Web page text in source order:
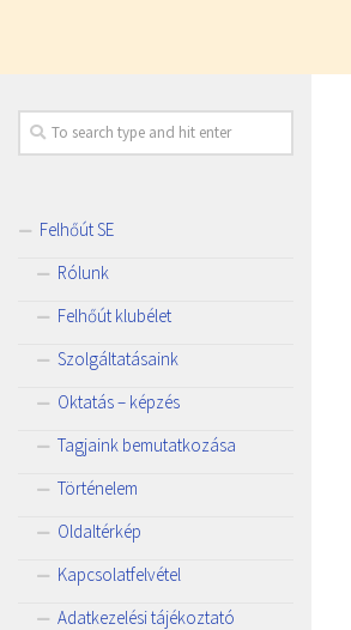
Felhőút SE
Rólunk
Felhőút klubélet
Szolgáltatásaink
Oktatás – képzés
Tagjaink bemutatkozása
Történelem
Oldaltérkép
Kapcsolatfelvétel
Adatkezelési tájékoztató